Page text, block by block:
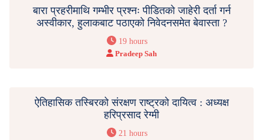
बारा प्रहरीमाथि गम्भीर प्रश्नः पीडितको जाहेरी दर्ता गर्न
अस्वीकार, हुलाकबाट पठाएको निवेदनसमेत बेवास्ता ?
19 hours
Pradeep Sah
ऐतिहासिक तस्बिरको संरक्षण राष्ट्रको दायित्व : अध्यक्ष
हरिप्रसाद रेग्मी
21 hours